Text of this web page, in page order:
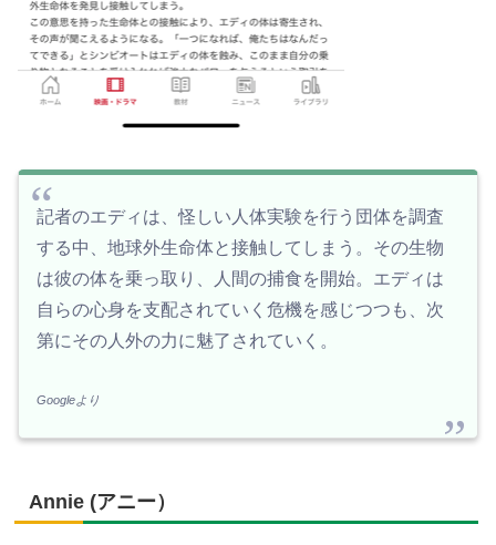
記者のエディは、怪しい人体実験を行う団体を調査
する中、地球外生命体と接触してしまう。その生物
は彼の体を乗っ取り、人間の捕食を開始。エディは
自らの心身を支配されていく危機を感じつつも、次
第にその人外の力に魅了されていく。
Googleより
Annie (アニー）